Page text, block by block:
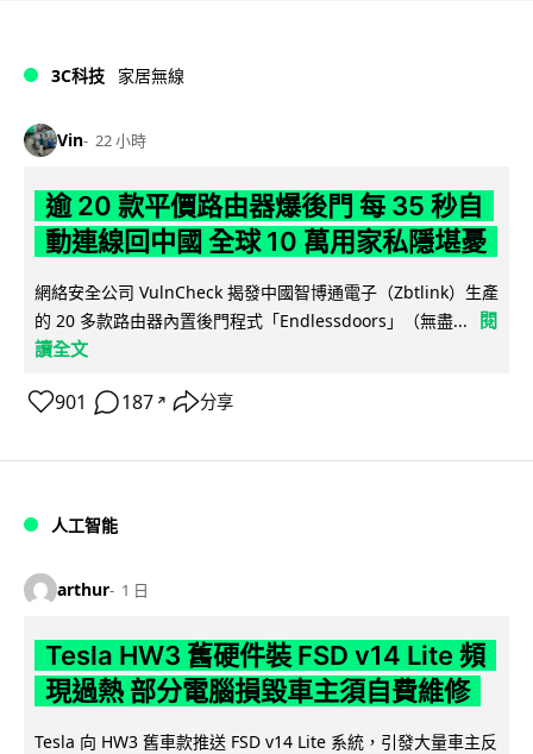
3C科技 家居無線
Vin 22 小時
逾 20 款平價路由器爆後門 每 35 秒自
動連線回中國 全球 10 萬用家私隱堪憂
網絡安全公司 VulnCheck 揭發中國智博通電子（Zbtlink）生產
的 20 多款路由器內置後門程式「Endlessdoors」（無盡...
閱
讀全文
901 187 ↗ 分享
人工智能
arthur 1 日
Tesla HW3 舊硬件裝 FSD v14 Lite 頻
現過熱 部分電腦損毀車主須自費維修
Tesla 向 HW3 舊車款推送 FSD v14 Lite 系統，引發大量車主反